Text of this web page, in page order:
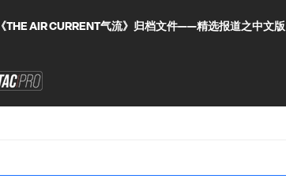
《THE AIR CURRENT气流》归档文件——精选报道之中文版